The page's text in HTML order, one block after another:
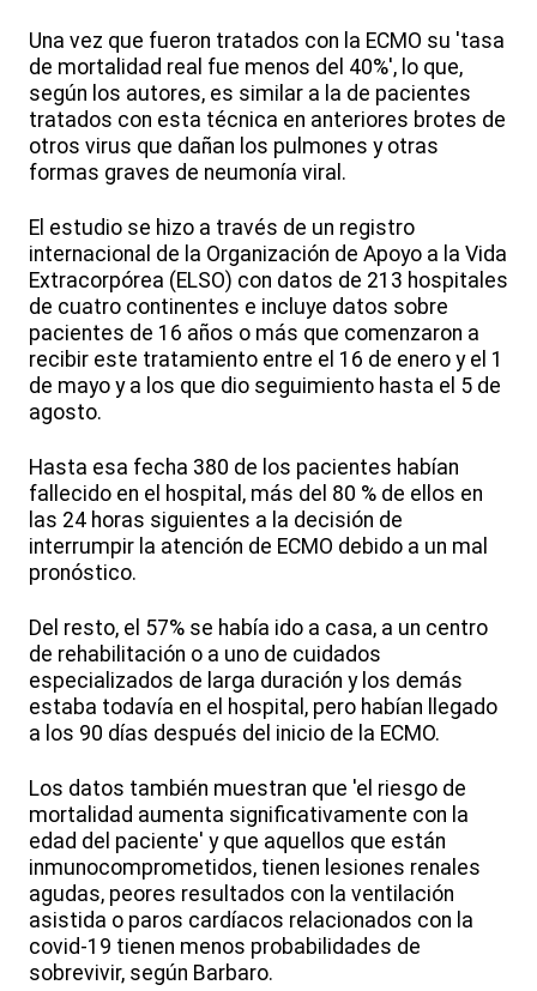
Una vez que fueron tratados con la ECMO su 'tasa
de mortalidad real fue menos del 40%', lo que,
según los autores, es similar a la de pacientes
tratados con esta técnica en anteriores brotes de
otros virus que dañan los pulmones y otras
formas graves de neumonía viral.
El estudio se hizo a través de un registro
internacional de la Organización de Apoyo a la Vida
Extracorpórea (ELSO) con datos de 213 hospitales
de cuatro continentes e incluye datos sobre
pacientes de 16 años o más que comenzaron a
recibir este tratamiento entre el 16 de enero y el 1
de mayo y a los que dio seguimiento hasta el 5 de
agosto.
Hasta esa fecha 380 de los pacientes habían
fallecido en el hospital, más del 80 % de ellos en
las 24 horas siguientes a la decisión de
interrumpir la atención de ECMO debido a un mal
pronóstico.
Del resto, el 57% se había ido a casa, a un centro
de rehabilitación o a uno de cuidados
especializados de larga duración y los demás
estaba todavía en el hospital, pero habían llegado
a los 90 días después del inicio de la ECMO.
Los datos también muestran que 'el riesgo de
mortalidad aumenta significativamente con la
edad del paciente' y que aquellos que están
inmunocomprometidos, tienen lesiones renales
agudas, peores resultados con la ventilación
asistida o paros cardíacos relacionados con la
covid-19 tienen menos probabilidades de
sobrevivir, según Barbaro.